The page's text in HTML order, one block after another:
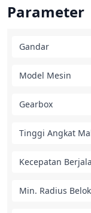
Parameter
Gandar
Model Mesin
Gearbox
Tinggi Angkat
Kecepatan
Min. Radius Belok